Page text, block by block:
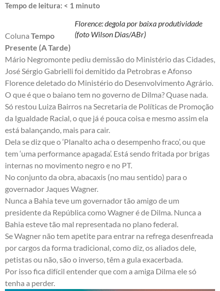
Tempo de leitura: < 1 minuto
Florence: degola por baixa produtividade
(foto Wilson Dias/ABr)
Coluna Tempo
Presente (A Tarde)
Mário Negromonte pediu demissão do Ministério das Cidades,
José Sérgio Gabrielli foi demitido da Petrobras e Afonso
Florence deletado do Ministério do Desenvolvimento Agrário.
O que é que o baiano tem no governo de Dilma? Quase nada.
Só restou Luiza Bairros na Secretaria de Políticas de Promoção
da Igualdade Racial, o que já é pouca coisa e mesmo assim ela
está balançando, mais para cair.
Dela se diz que o ‘Planalto acha o desempenho fraco’, ou que
tem ‘uma performance apagada’. Está sendo fritada por brigas
internas no movimento negro e no PT.
No conjunto da obra, abacaxis (no mau sentido) para o
governador Jaques Wagner.
Nunca a Bahia teve um governador tão amigo de um
presidente da República como Wagner é de Dilma. Nunca a
Bahia esteve tão mal representada no plano federal.
Se Wagner não tem apetite para entrar na refrega desenfreada
por cargos da forma tradicional, como diz, os aliados dele,
petistas ou não, são o inverso, têm a gula exacerbada.
Por isso fica difícil entender que com a amiga Dilma ele só
tenha a perder.